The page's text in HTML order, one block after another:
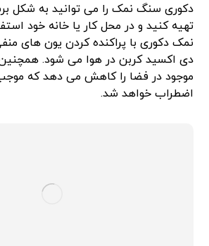
دکوری سنگ نمک را می توانید به شکل
تهیه کنید و در محل کار یا خانه خود
نمک دکوری با پراکنده کردن یون های
دی اکسید کربن در هوا می شود.
موجود در فضا را کاهش می دهد که
اضطراب خواهد شد.